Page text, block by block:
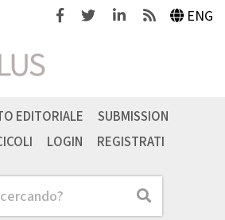
FacebookTwitterLinkedinFeeds ENG
Cerca
EDITORIALE
SUBMISSION
LOGIN REGISTRATI